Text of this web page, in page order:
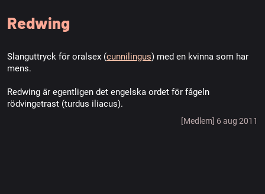
Redwing
Slanguttryck för oralsex (cunnilingus) med en kvinna som har
mens.
Redwing är egentligen det engelska ordet för fågeln
rödvingetrast (turdus iliacus).
[Medlem] 6 aug 2011